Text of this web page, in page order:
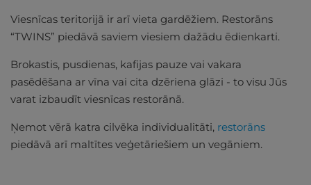
Viesnīcas teritorijā ir arī vieta gardēžiem. Restorāns
“TWINS” piedāvā saviem viesiem dažādu ēdienkarti.
Brokastis, pusdienas, kafijas pauze vai vakara
pasēdēšana ar vīna vai cita dzēriena glāzi - to visu Jūs
varat izbaudīt viesnīcas restorānā.
Ņemot vērā katra cilvēka individualitāti, restorāns
piedāvā arī maltītes veģetāriešiem un vegāniem.